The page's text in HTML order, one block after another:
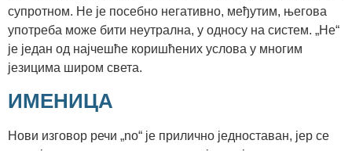
супротном. Не је посебно негативно, међутим, његова
употреба може бити неутрална, у односу на систем. „Не“
је један од најчешће коришћених услова у многим
језицима широм света.
ИМЕНИЦА
Нови изговор речи „no“ је прилично једноставан, јер се